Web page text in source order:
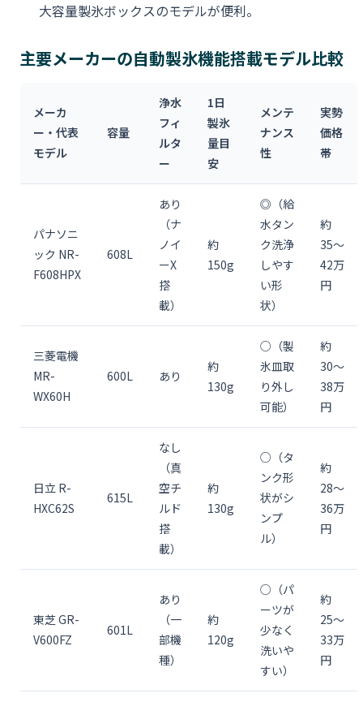
大容量製氷ボックスのモデルが便利。
主要メーカーの自動製氷機能搭載モデル比較
メーカ
ー・代表
モデル
容量
浄水
フィ
ルタ
ー
1日
製氷
量目
安
メンテ
ナンス
性
実勢
価格
帯
パナソニ
ック NR-
F608HPX
608L
あり
（ナ
ノイ
ーX
搭
載）
約
150g
◎（給
水タン
ク洗浄
しやす
い形
状）
約
35〜
42万
円
三菱電機
MR-
WX60H
600L あり
約
130g
○（製
氷皿取
り外し
可能）
約
30〜
38万
円
日立 R-
HXC62S
615L
なし
（真
空チ
ルド
搭
載）
約
130g
○（タ
ンク形
状がシ
ンプ
ル）
約
28〜
36万
円
東芝 GR-
V600FZ
601L
あり
（一
部機
種）
約
120g
○（パ
ーツが
少なく
洗いや
すい）
約
25〜
33万
円